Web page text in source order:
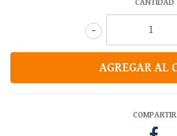
CANTIDAD
-
COMPARTIR